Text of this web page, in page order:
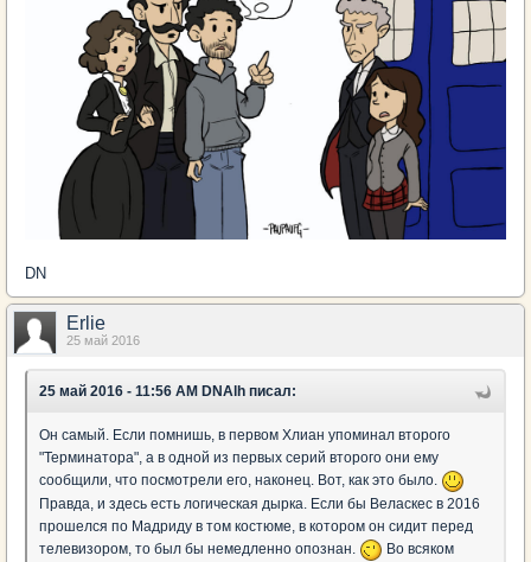
DN
Erlie
25 май 2016
25 май 2016 - 11:56 AM DNAlh писал:
Он самый. Если помнишь, в первом Хлиан упоминал второго
"Терминатора", а в одной из первых серий второго они ему
сообщили, что посмотрели его, наконец. Вот, как это было.
Правда, и здесь есть логическая дырка. Если бы Веласкес в 2016
прошелся по Мадриду в том костюме, в котором он сидит перед
телевизором, то был бы немедленно опознан.
Во всяком